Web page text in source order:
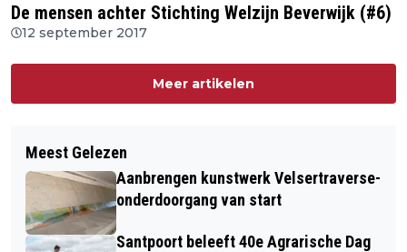
De mensen achter Stichting Welzijn Beverwijk (#6)
12 september 2017
Meer artikelen
Meest Gelezen
Aanbrengen kunstwerk Velsertraverse-
onderdoorgang van start
Santpoort beleeft 40e Agrarische Dag